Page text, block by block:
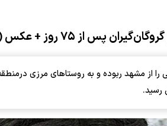
روز + عکس (۱۳ اردیبهشت ۱۴۰۵)
را از مشهد ربوده و به روستا‌های مرزی
رسید.